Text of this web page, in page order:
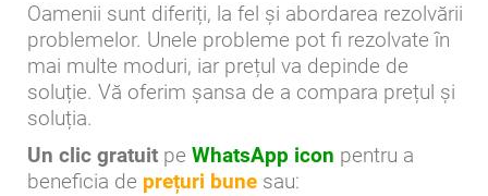
Oamenii sunt diferiți, la fel și abordarea rezolvării
problemelor. Unele probleme pot fi rezolvate în
mai multe moduri, iar prețul va depinde de
soluție. Vă oferim șansa de a compara prețul și
soluția.
Un clic gratuit pe WhatsApp icon pentru a
beneficia de prețuri bune sau: